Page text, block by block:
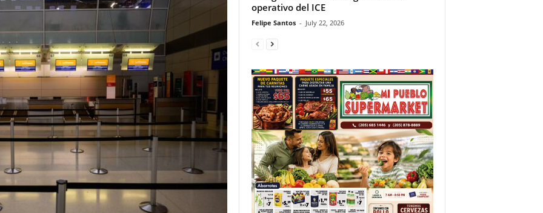
operativo del ICE
Felipe Santos - July 22, 2026